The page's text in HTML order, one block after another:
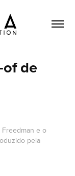
de
e o
pela